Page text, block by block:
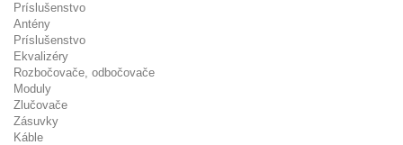
Príslušenstvo
Antény
Príslušenstvo
Ekvalizéry
Rozbočovače, odbočovače
Moduly
Zlučovače
Zásuvky
Káble